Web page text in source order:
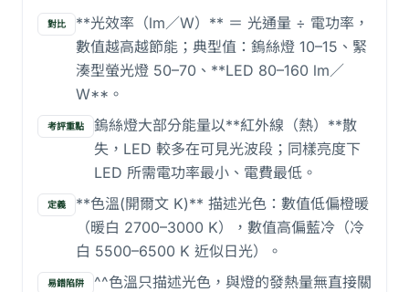
對比
**光效率（lm／W）** ＝ 光通量 ÷ 電功率，
數值越高越節能；典型值：鎢絲燈 10–15、緊
湊型螢光燈 50–70、**LED 80–160 lm／
W**。
考評重點
鎢絲燈大部分能量以**紅外線（熱）**散
失，LED 較多在可見光波段；同樣亮度下
LED 所需電功率最小、電費最低。
定義
**色溫(開爾文 K)** 描述光色：數值低偏橙暖
（暖白 2700–3000 K），數值高偏藍冷（冷
白 5500–6500 K 近似日光）。
易錯陷阱
^^色溫只描述光色，與燈的發熱量無直接關